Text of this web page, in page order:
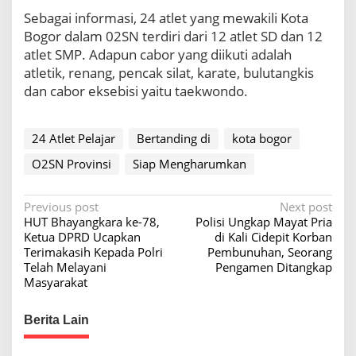
Sebagai informasi, 24 atlet yang mewakili Kota
Bogor dalam 02SN terdiri dari 12 atlet SD dan 12
atlet SMP. Adapun cabor yang diikuti adalah
atletik, renang, pencak silat, karate, bulutangkis
dan cabor eksebisi yaitu taekwondo.
24 Atlet Pelajar Bertanding di
kota bogor
O2SN Provinsi
Siap Mengharumkan
P
o
s
t
a
v
Previous post
HUT Bhayangkara ke-78,
Ketua DPRD Ucapkan
Terimakasih Kepada Polri
Telah Melayani
Masyarakat
Next post
Polisi Ungkap Mayat Pria
di Kali Cidepit Korban
Pembunuhan, Seorang
Pengamen Ditangkap
Berita Lain